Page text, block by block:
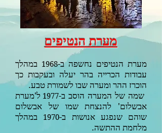
מערת הנטיפים
מערת הנטיפים נחשפה ב-1968 במהלך
עבודות הכרייה בהר יעלה ובעקבות כך
הוכרז ההר ומערה שבו לשמורת טבע.
שמה של המערה הוסב ב-1977 ל'מערת
אבשלום' להנצחת שמו של אבשלום
שוהם שנפגע אנושות ב-1970
במהלך
מלחמת ההתשה.